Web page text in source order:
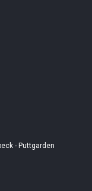
- Puttgarden